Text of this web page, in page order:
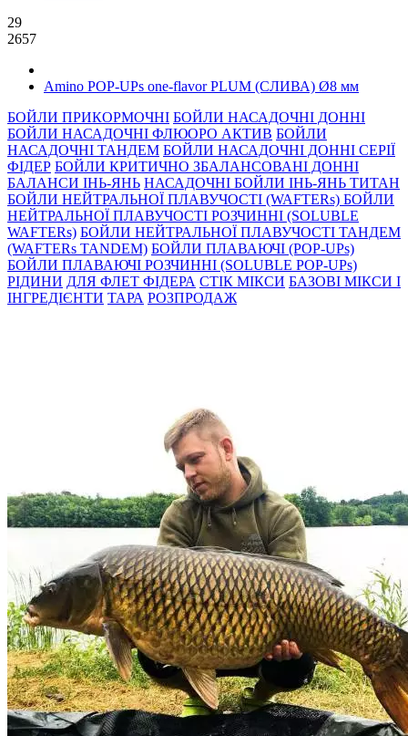
29
2657
Amino POP-UPs one-flavor PLUM (СЛИВА) Ø8 мм
БОЙЛИ ПРИКОРМОЧНI БОЙЛИ НАСАДОЧНI ДОННI
БОЙЛИ НАСАДОЧНІ ФЛЮОРО АКТИВ БОЙЛИ
НАСАДОЧНІ ТАНДЕМ БОЙЛИ НАСАДОЧНI ДОННI СЕРIÏ
ФIДЕР БОЙЛИ КРИТИЧНО ЗБАЛАНСОВАНІ ДОННІ
БАЛАНСИ ІНЬ-ЯНЬ НАСАДОЧНІ БОЙЛИ ІНЬ-ЯНЬ ТИТАН
БОЙЛИ НЕЙТРАЛЬНОÏ ПЛАВУЧОСТI (WAFTERs) БОЙЛИ
НЕЙТРАЛЬНОЇ ПЛАВУЧОСТІ РОЗЧИННІ (SOLUBLE
WAFTERs) БОЙЛИ НЕЙТРАЛЬНОЇ ПЛАВУЧОСТІ ТАНДЕМ
(WAFTERs TANDEM) БОЙЛИ ПЛАВАЮЧІ (POP-UPs)
БОЙЛИ ПЛАВАЮЧI РОЗЧИННI (SOLUBLE POP-UPs)
РIДИНИ ДЛЯ ФЛЕТ ФІДЕРА СТIК МIКСИ БАЗОВІ МІКСИ І
ІНГРЕДІЄНТИ ТАРА РОЗПРОДАЖ